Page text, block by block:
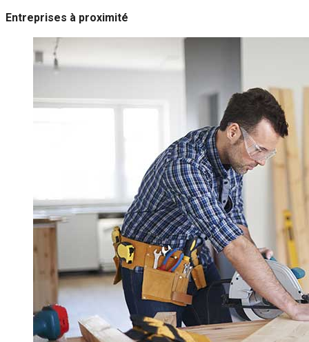
Entreprises à proximité